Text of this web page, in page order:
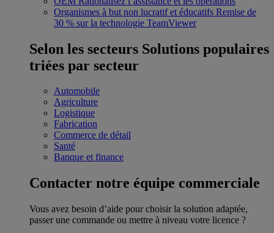
Organismes à but non lucratif et éducatifs Remise de
30 % sur la technologie TeamViewer
Selon les secteurs Solutions populaires
triées par secteur
Automobile
Agriculture
Logistique
Fabrication
Commerce de détail
Santé
Banque et finance
Contacter notre équipe commerciale
Vous avez besoin d’aide pour choisir la solution adaptée,
passer une commande ou mettre à niveau votre licence ?